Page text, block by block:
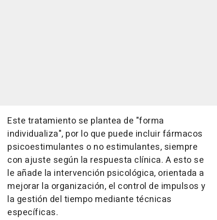
Este tratamiento se plantea de "forma
individualiza", por lo que puede incluir fármacos
psicoestimulantes o no estimulantes, siempre
con ajuste según la respuesta clínica. A esto se
le añade la intervención psicológica, orientada a
mejorar la organización, el control de impulsos y
la gestión del tiempo mediante técnicas
específicas.